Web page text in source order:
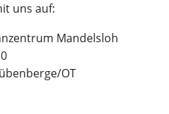
uns auf:
Mandelsloh
OT